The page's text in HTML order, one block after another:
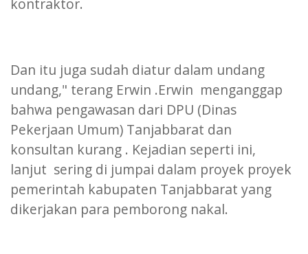
Dan itu juga sudah diatur dalam undang
undang," terang Erwin .Erwin menganggap
bahwa pengawasan dari DPU (Dinas
Pekerjaan Umum) Tanjabbarat dan
konsultan kurang . Kejadian seperti ini,
lanjut sering di jumpai dalam proyek proyek
pemerintah kabupaten Tanjabbarat yang
dikerjakan para pemborong nakal.